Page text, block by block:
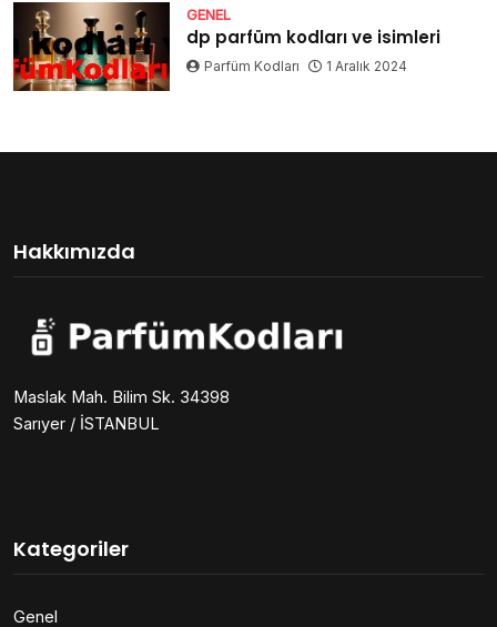
GENEL
dp parfüm kodları ve isimleri
Parfüm Kodları 1 Aralık 2024
Hakkımızda
Maslak Mah. Bilim Sk. 34398
Sarıyer / İSTANBUL
Kategoriler
Genel